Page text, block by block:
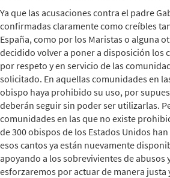
Ya que las acusaciones contra el padre
confirmadas claramente como creíbles
España, como por los Maristas o alguna
decidido volver a poner a disposición los
por respeto y en servicio de las
solicitado. En aquellas comunidades en
obispo haya prohibido su uso, por
deberán seguir sin poder ser utilizarlas.
comunidades en las que no existe
de 300 obispos de los Estados Unidos
esos cantos ya están nuevamente
apoyando a los sobrevivientes de abusos
esforzaremos por actuar de manera justa